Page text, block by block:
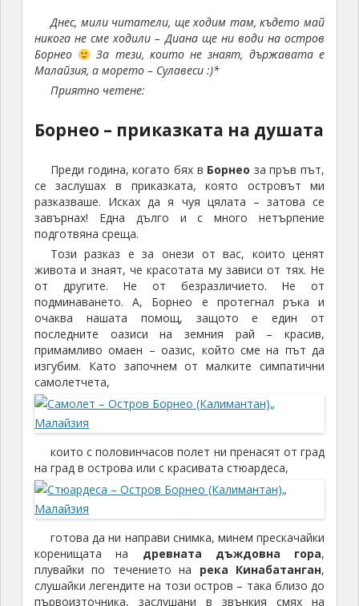
Днес, мили читатели, ще ходим там, където май
никога не сме ходили – Диана ще ни води на остров
Борнео
За тези, които не знаят, държавата е
Малайзия, а морето – Сулавеси :)*
Приятно четене:
Борнео – приказката на душата
Преди година, когато бях в Борнео за пръв път,
се заслушах в приказката, която островът ми
разказваше. Исках да я чуя цялата – затова се
завърнах! Една дълго и с много нетърпение
подготвяна среща.
Този разказ е за онези от вас, които ценят
живота и знаят, че красотата му зависи от тях. Не
от другите. Не от безразличието. Не от
подминаването. А, Борнео е протегнал ръка и
очаква нашата помощ, защото е един от
последните оазиси на земния рай – красив,
примамливо омаен – оазис, който сме на път да
изгубим. Като започнем от малките симпатични
самолетчета,
които с половинчасов полет ни пренасят от град
на град в острова или с красивата стюардеса,
готова да ни направи снимка, минем прескачайки
коренищата на древната дъждовна гора,
плувайки по течението на река Кинабатанган,
слушайки легендите на този остров – така близо до
първоизточника, заслушани в звънкия смях на